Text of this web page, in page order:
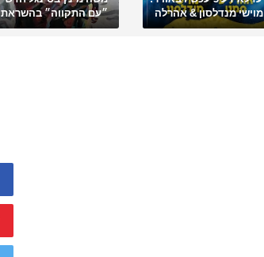
מוישי מנדלסון & אהרלה
סאמעט באלבום פורימי
״עם התקווה״ בהשראת
ארגון "ביחד ננצח"